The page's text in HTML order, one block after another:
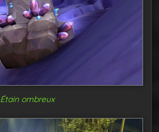
Étain ombreux